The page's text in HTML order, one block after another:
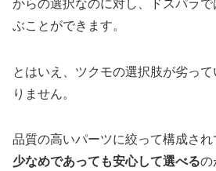
からの選択なのに対し、ドスパラ
ぶことができます。
とはいえ、ツクモの選択肢が劣っ
りません。
品質の高いパーツに絞って構成され
少なめであっても安心して選べるの